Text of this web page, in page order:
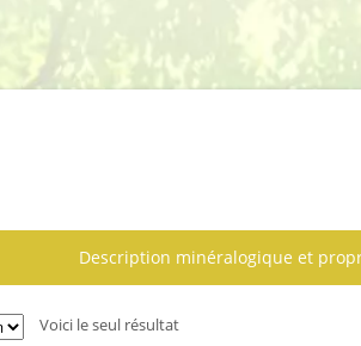
Description minéralogique et
Voici le seul résultat